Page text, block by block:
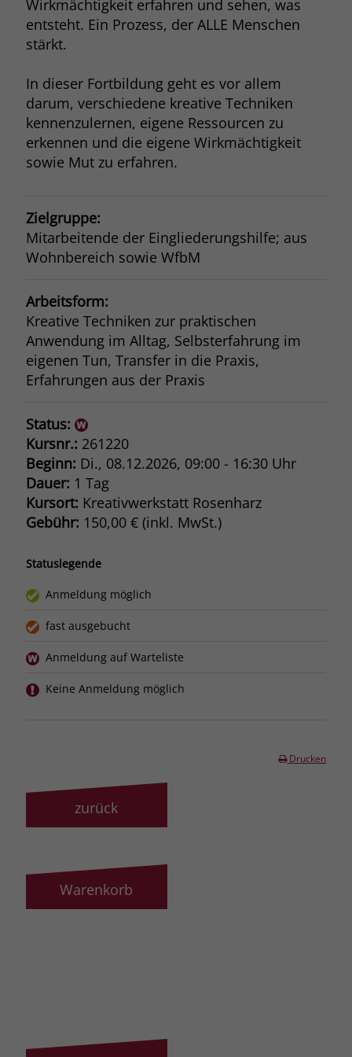
Wirkmächtigkeit erfahren und sehen, was
entsteht. Ein Prozess, der ALLE Menschen
stärkt.
In dieser Fortbildung geht es vor allem
darum, verschiedene kreative Techniken
kennenzulernen, eigene Ressourcen zu
erkennen und die eigene Wirkmächtigkeit
sowie Mut zu erfahren.
Zielgruppe:
Mitarbeitende der Eingliederungshilfe; aus
Wohnbereich sowie WfbM
Arbeitsform:
Kreative Techniken zur praktischen
Anwendung im Alltag, Selbsterfahrung im
eigenen Tun, Transfer in die Praxis,
Erfahrungen aus der Praxis
Status:
Kursnr.: 261220
Beginn: Di., 08.12.2026, 09:00 - 16:30 Uhr
Dauer: 1 Tag
Kursort: Kreativwerkstatt Rosenharz
Gebühr: 150,00 € (inkl. MwSt.)
Statuslegende
Anmeldung möglich
fast ausgebucht
Anmeldung auf Warteliste
Keine Anmeldung möglich
Drucken
zurück
Warenkorb
Name
Laufzeit Session
Zweck
Behält die Zustände des Benutzers bei
allen Seitenanfragen bei.
Zweck
Browsers und die Einstellungen
exklusiv für diese Website zu speichern.
derselben Website durchgeführt
werden, mit derselben
Benutzerkennung verknüpft werden.
Name _clsk
Laufzeit 1 Jahr
Zweck
Sitzungsaufzeichnung
zusammenzufassen.